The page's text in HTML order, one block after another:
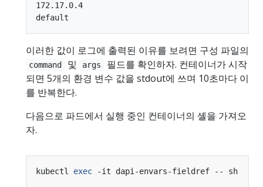
172.17.0.4
이러한 값이 로그에 출력된 이유를 보려면 구성 파일의
command 및 args
필드를 확인하자. 컨테이너가 시작
되면 5개의 환경 변수 값을 stdout에 쓰며 10초마다 이
를 반복한다.
다음으로 파드에서 실행 중인 컨테이너의 셸을 가져오
자.
kubectl exec